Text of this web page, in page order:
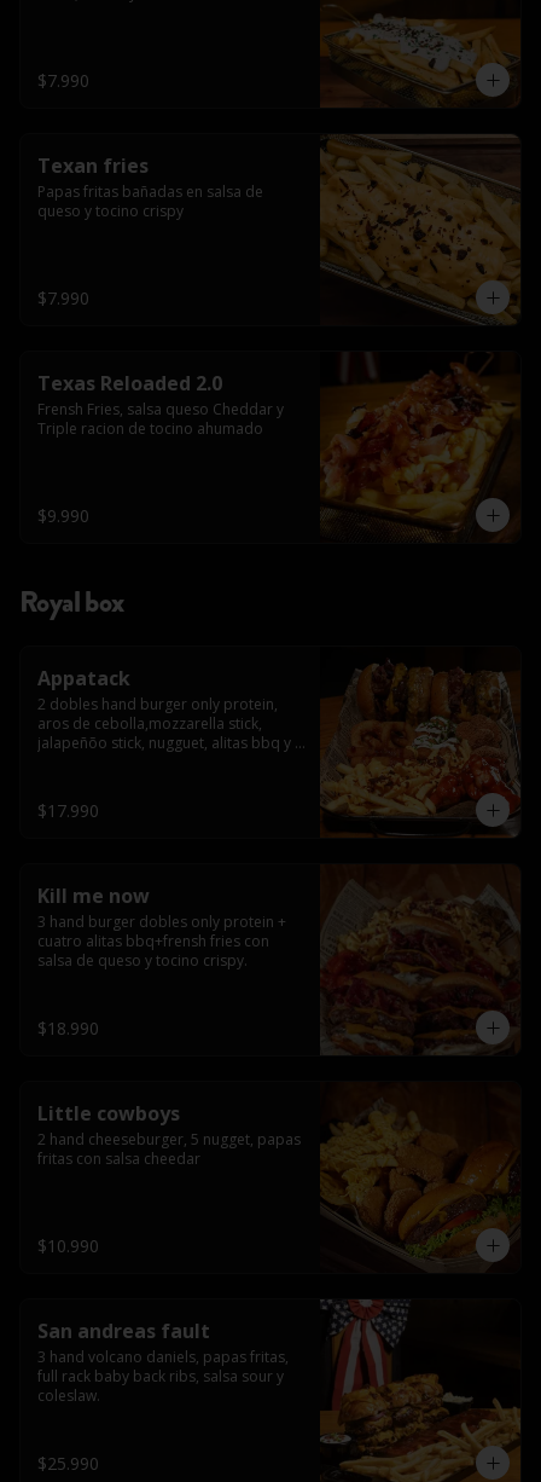
$7.990
Texan fries
Papas fritas bañadas en salsa de
queso y tocino crispy
$7.990
Texas Reloaded 2.0
Frensh Fries, salsa queso Cheddar y
Triple racion de tocino ahumado
$9.990
Royal box
Appatack
2 dobles hand burger only protein,
aros de cebolla,mozzarella stick,
jalapeñõo stick, nugguet, alitas bbq y
$17.990
Kill me now
3 hand burger dobles only protein +
cuatro alitas bbq+frensh fries con
salsa de queso y tocino crispy.
$18.990
Little cowboys
2 hand cheeseburger, 5 nugget, papas
fritas con salsa cheedar
$10.990
San andreas fault
3 hand volcano daniels, papas fritas,
full rack baby back ribs, salsa sour y
coleslaw.
$25.990